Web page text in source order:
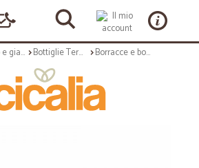
Esterno e giardino Bottiglie Termiche Borracce e bottiglie termiche: Love hearts bottiglia termica doppia parete 500ml oodles of love